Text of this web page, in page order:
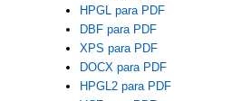
HPGL para PDF
DBF para PDF
XPS para PDF
DOCX para PDF
HPGL2 para PDF